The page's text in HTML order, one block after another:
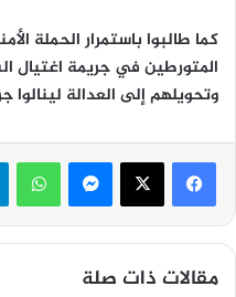
كما طالبوا باستمرار الحملة
المتورطين في جريمة اغتيال
وتحويلهم إلى العدالة لينالوا
ماسنجر
مقالات ذات صلة